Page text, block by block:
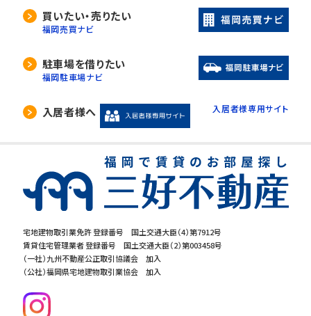
宅地建物取引業免許 登録番号 国土交通大臣（4）第7912号
賃貸住宅管理業者 登録番号 国土交通大臣（2）第003458号
（一社）九州不動産公正取引協議会 加入
（公社）福岡県宅地建物取引業協会 加入
買いたい・売りたい
福岡売買ナビ
駐車場を借りたい
福岡駐車場ナビ
入居者様へ 入居者様専用サイト